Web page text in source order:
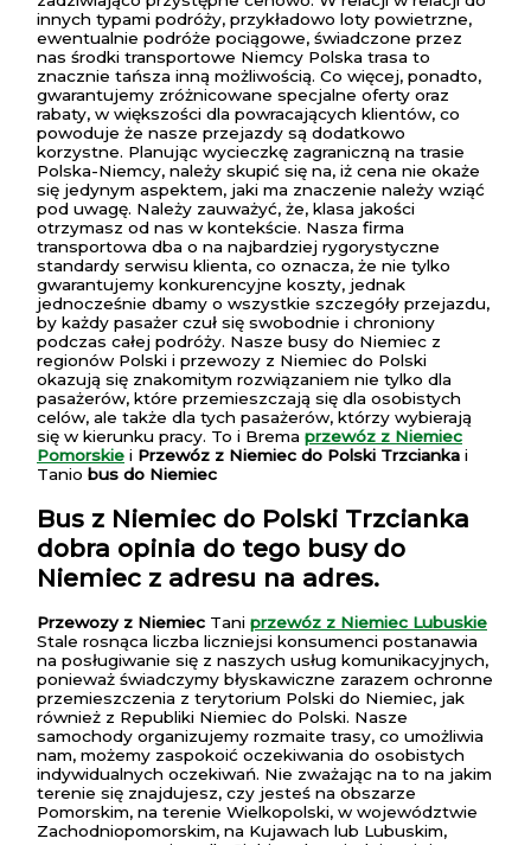
innych typami podróży, przykładowo loty powietrzne,
ewentualnie podróże pociągowe, świadczone przez
nas środki transportowe Niemcy Polska trasa to
znacznie tańsza inną możliwością. Co więcej, ponadto,
gwarantujemy zróżnicowane specjalne oferty oraz
rabaty, w większości dla powracających klientów, co
powoduje że nasze przejazdy są dodatkowo
korzystne. Planując wycieczkę zagraniczną na trasie
Polska-Niemcy, należy skupić się na, iż cena nie okaże
się jedynym aspektem, jaki ma znaczenie należy wziąć
pod uwagę. Należy zauważyć, że, klasa jakości
otrzymasz od nas w kontekście. Nasza firma
transportowa dba o na najbardziej rygorystyczne
standardy serwisu klienta, co oznacza, że nie tylko
gwarantujemy konkurencyjne koszty, jednak
jednocześnie dbamy o wszystkie szczegóły przejazdu,
by każdy pasażer czuł się swobodnie i chroniony
podczas całej podróży. Nasze busy do Niemiec z
regionów Polski i przewozy z Niemiec do Polski
okazują się znakomitym rozwiązaniem nie tylko dla
pasażerów, które przemieszczają się dla osobistych
celów, ale także dla tych pasażerów, którzy wybierają
się w kierunku pracy. To i Brema przewóz z Niemiec
Pomorskie i Przewóz z Niemiec do Polski Trzcianka i
Tanio bus do Niemiec
Bus z Niemiec do Polski Trzcianka
dobra opinia do tego busy do
Niemiec z adresu na adres.
Przewozy z Niemiec Tani przewóz z Niemiec Lubuskie
Stale rosnąca liczba liczniejsi konsumenci postanawia
na posługiwanie się z naszych usług komunikacyjnych,
ponieważ świadczymy błyskawiczne zarazem ochronne
przemieszczenia z terytorium Polski do Niemiec, jak
również z Republiki Niemiec do Polski. Nasze
samochody organizujemy rozmaite trasy, co umożliwia
nam, możemy zaspokoić oczekiwania do osobistych
indywidualnych oczekiwań. Nie zważając na to na jakim
terenie się znajdujesz, czy jesteś na obszarze
Pomorskim, na terenie Wielkopolski, w województwie
Zachodniopomorskim, na Kujawach lub Lubuskim,